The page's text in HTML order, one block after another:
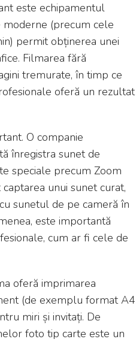
este echipamentul
(precum cele
permit obținerea unei
Filmarea fără
tremurate, în timp ce
oferă un rezultat
O companie
înregistra sunet de
speciale precum Zoom
unui sunet curat,
sunetul de pe cameră în
este importantă
cum ar fi cele de
oferă imprimarea
(de exemplu format A4
miri și invitați. De
foto tip carte este un